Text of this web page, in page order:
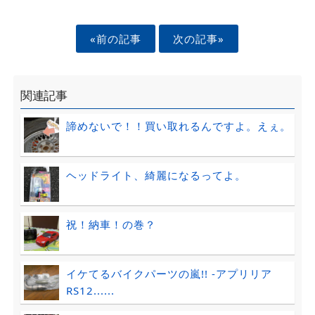
«前の記事 次の記事»
関連記事
諦めないで！！買い取れるんですよ。えぇ。
ヘッドライト、綺麗になるってよ。
祝！納車！の巻？
イケてるバイクパーツの嵐!! -アプリリア
RS12......